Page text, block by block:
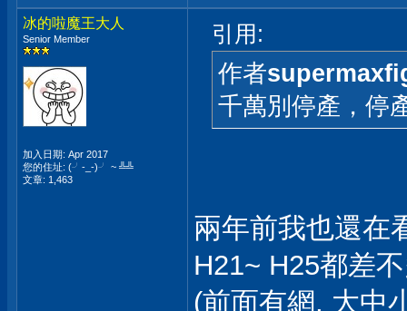
冰的啦魔王大人
Senior Member
加入日期: Apr 2017
您的住址: (╯-_-)╯ ~ ╩╩
文章: 1,463
引用:
作者
千萬別停產，停
兩年前我也還在
H21~ H25都差
(前面有網, 大中